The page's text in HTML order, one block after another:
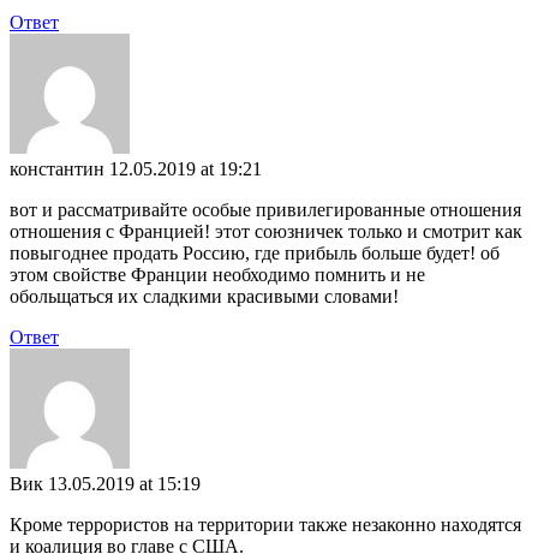
Ответ
константин 12.05.2019 at 19:21
вот и рассматривайте особые привилегированные отношения
отношения с Францией! этот союзничек только и смотрит как
повыгоднее продать Россию, где прибыль больше будет! об
этом свойстве Франции необходимо помнить и не
обольщаться их сладкими красивыми словами!
Ответ
Вик 13.05.2019 at 15:19
Кроме террористов на территории также незаконно находятся
и коалиция во главе с США.